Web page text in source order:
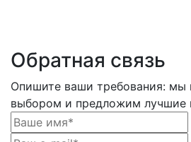
Обратная связь
Опишите ваши требования:
выбором и предложим лучшие